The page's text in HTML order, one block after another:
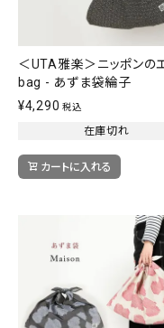
＜UTA雅楽＞ニッポンの
bag - あずま袋綸子
¥4,290 税込
在庫切れ
カートに入れる